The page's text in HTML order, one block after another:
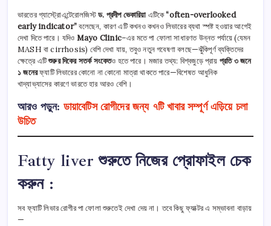
ভারতের গ্যাস্ট্রোএন্টেরোলজিস্টড. প্রদীপ ভেকারিয়া এটিকে“often-overlooked
early indicator”বলেছেন, কারণ এটি কখনও কখনও লিভারের ব্যথা স্পষ্ট হওয়ার আগেই
দেখা দিতে পারে। যদিও Mayo Clinic–এর মতে পা ফোলা সাধারণত উন্নত পর্যায়ে (যেমন
MASH বা cirrhosis) বেশি দেখা যায়, তবুও নতুন গবেষণা বলছে—ঝুঁকিপূর্ণ ব্যক্তিদের
ক্ষেত্রে এটিশুরুর দিকের সতর্ক সংকেতও হতে পারে। মজার তথ্য: বিশ্বজুড়ে প্রায় প্রতি ৩ জনে
১ জনেরফ্যাটি লিভারের কোনো না কোনো মাত্রা থাকতে পারে—বিশেষত আধুনিক
খাদ্যাভ্যাসের কারণে ভারতে হার আরও বেশি।
আরও পড়ুন: ডায়াবেটিস রোগীদের জন্য ৭টি খাবার সম্পূর্ণ এড়িয়ে চলা
উচিত
Fatty liver শুরুতে নিজের প্রোফাইল চেক
করুন :
সব ফ্যাটি লিভার রোগীর পা ফোলা শুরুতেই দেখা দেয় না। তবে কিছু ফ্যাক্টর এ সম্ভাবনা বাড়ায়
—